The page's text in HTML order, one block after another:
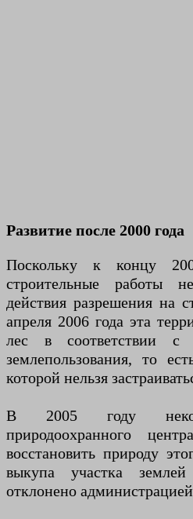
Развитие после 2000 года
Поскольку к концу
строительные работы
действия разрешения на
апреля 2006 года эта
лес в соответствии с
землепользования, то
которой нельзя
В 2005 году
природоохранного
восстановить природу
выкупа участка
отклонено